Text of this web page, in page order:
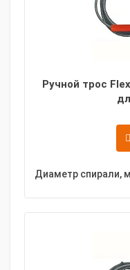
Ручной трос
Диаметр спирали,